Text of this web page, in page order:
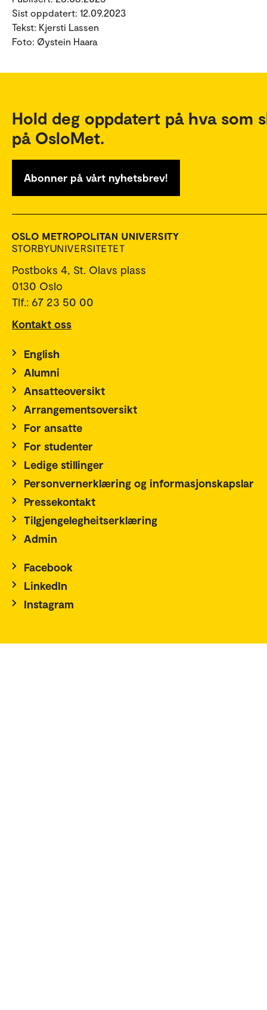
Sist oppdatert: 12.09.2023
Tekst: Kjersti Lassen
Foto: Øystein Haara
Hold deg oppdatert på hva som
på OsloMet.
Abonner på vårt nyhetsbrev!
Postboks 4, St. Olavs plass
0130 Oslo
Tlf.: 67 23 50 00
Kontakt oss
English
Alumni
Ansatteoversikt
Arrangementsoversikt
For ansatte
For studenter
Ledige stillinger
Personvernerklæring og informasjonskapslar
Pressekontakt
Tilgjengelegheitserklæring
Admin
Facebook
LinkedIn
Instagram